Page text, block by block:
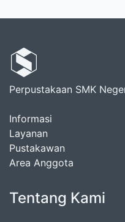
Perpustakaan SMK
Informasi
Layanan
Pustakawan
Area Anggota
Tentang Kami